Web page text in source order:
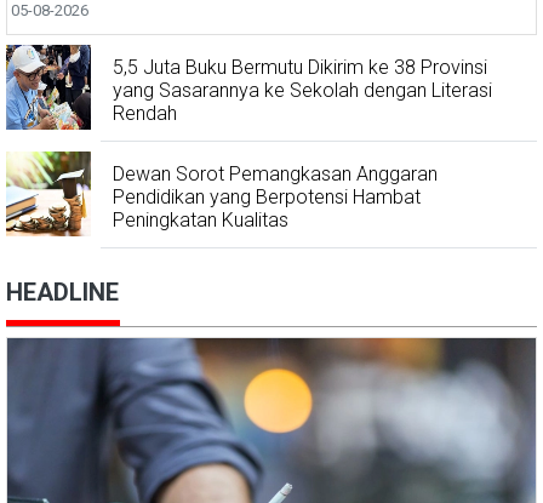
05-08-2026
5,5 Juta Buku Bermutu Dikirim ke 38 Provinsi
yang Sasarannya ke Sekolah dengan Literasi
Rendah
Dewan Sorot Pemangkasan Anggaran
Pendidikan yang Berpotensi Hambat
Peningkatan Kualitas
HEADLINE